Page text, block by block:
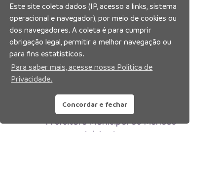
Prefeitura Municipal de Manaus
Município de Manaus
Este site coleta dados (IP, acesso a links, sistema
operacional e navegador), por meio de cookies ou
dos navegadores. A coleta é para cumprir
obrigação legal, permitir a melhor navegação ou
para fins estatísticos.
Para saber mais, acesse nossa Política de
Privacidade.
Concordar e fechar